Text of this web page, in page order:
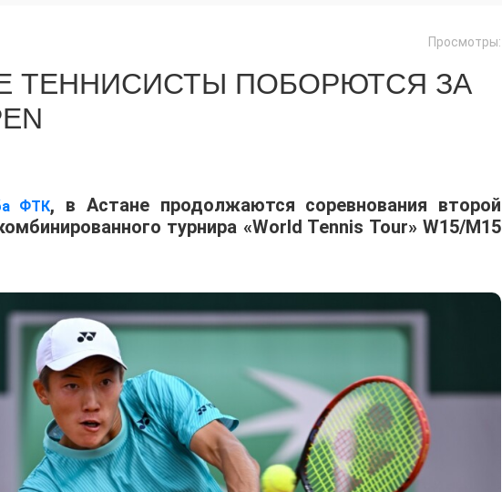
Просмотры:
ТЕННИСИСТЫ ПОБОРЮТСЯ ЗА
ФТК, в Астане продолжаются соревнования второй
турнира «World Tennis Tour» W15/M15